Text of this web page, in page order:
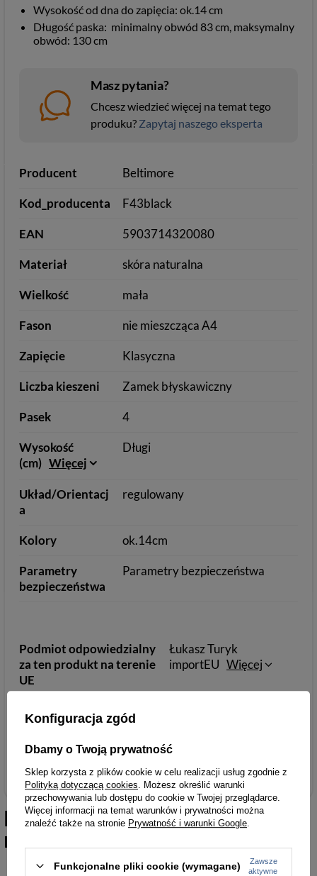
Wysokość od dna do zapięcia: ok.14 cm
Długość paska: minimalny obwód 83 cm, maksymalny
obwód: 130 cm
Masz pytania?
Chcesz wiedzieć więcej na temat tego
produku? Zapytaj naszego eksperta
Producent Beltimore
Kod_producenta F43black
EAN 5903714320080
Materiał skóra naturalna
Wielkość mała
Fason nie mieszcząca A4
Zapięcie Klasyczna
Liczba kieszeni Zamek błyskawiczny
Pasek 4
Wysokość
(cm) Więcej
Długi
Układ/Orientacj
a
regulowany
Kolory ok.14cm
Parametry
bezpieczeństwa
Parametry bezpieczeństwa
Podmiot odpowiedzialny
za ten produkt na terenie
UE
Łukasz Turyk
importEU Więcej
Torebki damskie
Podobne doSaszetka biodrowa
nerka czarna 3 suwaki F43
Konfiguracja zgód
Dbamy o Twoją prywatność
Sklep korzysta z plików cookie w celu realizacji usług zgodnie z
Polityką dotyczącą cookies . Możesz określić warunki
przechowywania lub dostępu do cookie w Twojej przeglądarce.
Więcej informacji na temat warunków i prywatności można
znaleźć także na stronie Prywatność i warunki Google
Funkcjonalne pliki cookie (wymagane)
Zawsze
aktywne